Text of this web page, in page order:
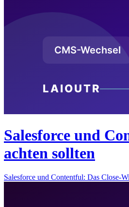
Salesforce und
achten sollten
Salesforce und Contentful: Das